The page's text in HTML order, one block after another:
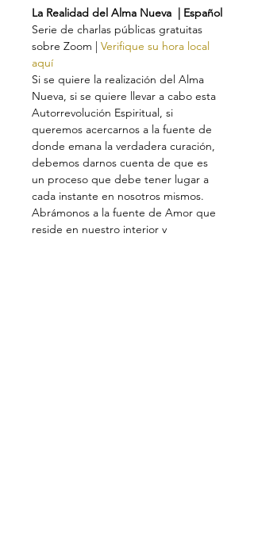
La Realidad del Alma Nueva  | Español
Serie de charlas públicas gratuitas
sobre Zoom | Verifique su hora local
aquí
Si se quiere la realización del Alma
Nueva, si se quiere llevar a cabo esta
Autorrevolución Espiritual, si
queremos acercarnos a la fuente de
donde emana la verdadera curación,
debemos darnos cuenta de que es
un proceso que debe tener lugar a
cada instante en nosotros mismos.
Abrámonos a la fuente de Amor que
reside en nuestro interior y